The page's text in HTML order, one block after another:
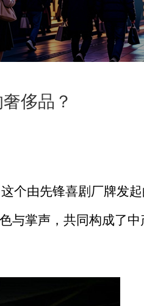
侈品？
个由先锋喜剧厂牌发
与掌声，共同构成了中